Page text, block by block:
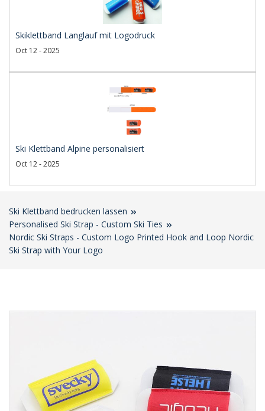
Skiklettband Langlauf mit Logodruck
Oct 12 - 2025
Ski Klettband Alpine personalisiert
Oct 12 - 2025
Ski Klettband bedrucken lassen
Personalised Ski Strap - Custom Ski Ties
Nordic Ski Straps - Custom Logo Printed Hook and Loop Nordic
Ski Strap with Your Logo